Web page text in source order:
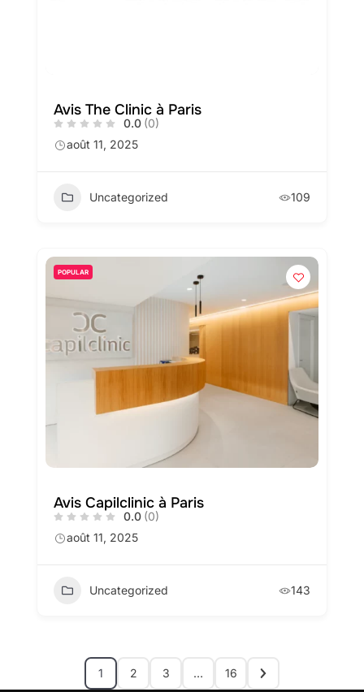
Avis The Clinic à Paris
0.0 (0)
août 11, 2025
Uncategorized 109
POPULAR
Avis Capilclinic à Paris
0.0 (0)
août 11, 2025
Uncategorized 143
1 2 3 … 16